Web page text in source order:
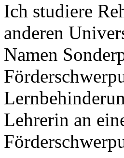
Ich studiere
anderen
Namen
Lehrerin an